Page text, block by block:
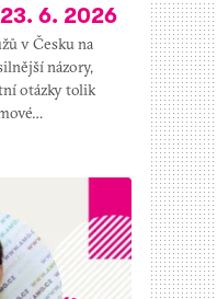
23. 6. 2026
v Česku na
názory,
otázky tolik